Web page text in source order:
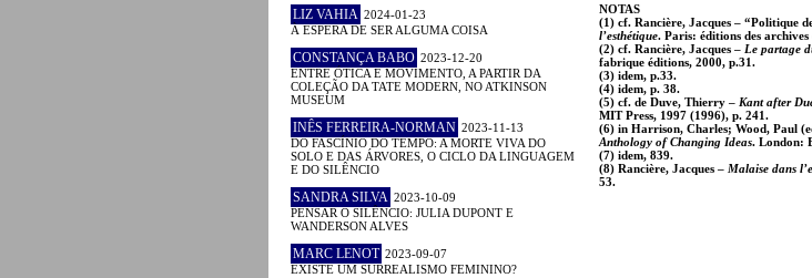
LIZ VAHIA 2024-01-23
À ESPERA DE SER ALGUMA COISA
CONSTANÇA BABO 2023-12-20
ENTRE ÓTICA E MOVIMENTO, A PARTIR DA
COLEÇÃO DA TATE MODERN, NO ATKINSON
MUSEUM
INÊS FERREIRA-NORMAN 2023-11-13
DO FASCÍNIO DO TEMPO: A MORTE VIVA DO
SOLO E DAS ÁRVORES, O CICLO DA LINGUAGEM
E DO SILÊNCIO
SANDRA SILVA 2023-10-09
PENSAR O SILÊNCIO: JULIA DUPONT E
WANDERSON ALVES
MARC LENOT 2023-09-07
EXISTE UM SURREALISMO FEMININO?
NOTAS
(1) cf. Rancière, Jacques – “Politique
l’esthétique. Paris: éditions des
(2) cf. Rancière, Jacques – Le partage
fabrique éditions, 2000, p.31.
(3) idem, p.33.
(4) idem, p. 38.
(5) cf. de Duve, Thierry – Kant after
MIT Press, 1997 (1996), p. 241.
(6) in Harrison, Charles; Wood, Paul
Anthology of Changing Ideas. London:
(7) idem, 839.
(8) Rancière, Jacques – Malaise dans
53.